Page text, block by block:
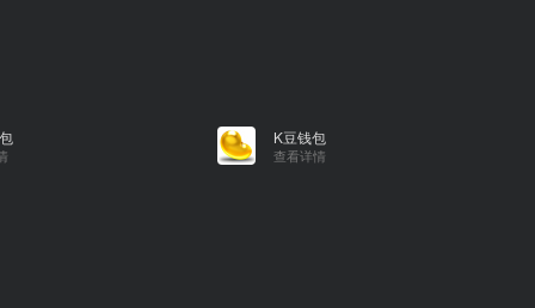
K豆钱包
查看详情